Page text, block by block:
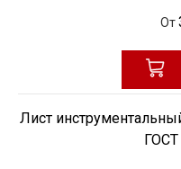
От
Лист
ГОСТ